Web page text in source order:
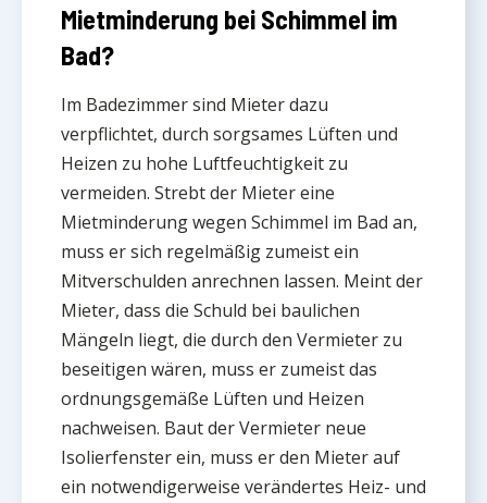
Mietminderung bei Schimmel im
Bad?
Im Badezimmer sind Mieter dazu
verpflichtet, durch sorgsames Lüften und
Heizen zu hohe Luftfeuchtigkeit zu
vermeiden. Strebt der Mieter eine
Mietminderung wegen Schimmel im Bad an,
muss er sich regelmäßig zumeist ein
Mitverschulden anrechnen lassen. Meint der
Mieter, dass die Schuld bei baulichen
Mängeln liegt, die durch den Vermieter zu
beseitigen wären, muss er zumeist das
ordnungsgemäße Lüften und Heizen
nachweisen. Baut der Vermieter neue
Isolierfenster ein, muss er den Mieter auf
ein notwendigerweise verändertes Heiz- und